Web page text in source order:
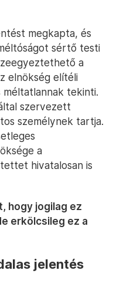
megkapta, és
sértő testi
a
elnökség elítéli
tekinti.
szervezett
személynek tartja.
a
hivatalosan is
hogy jogilag ez
erkölcsileg ez a
jelentés